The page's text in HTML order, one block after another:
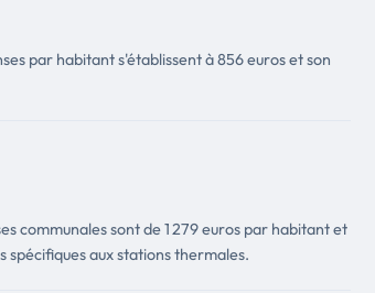
par habitant s'établissent à 856 euros et son
communales sont de 1 279 euros par habitant et
aux stations thermales.